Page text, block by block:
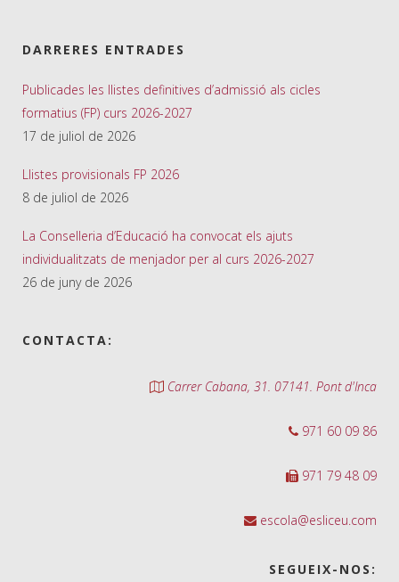
DARRERES ENTRADES
Publicades les llistes definitives d’admissió als cicles
formatius (FP) curs 2026-2027
17 de juliol de 2026
Llistes provisionals FP 2026
8 de juliol de 2026
La Conselleria d’Educació ha convocat els ajuts
individualitzats de menjador per al curs 2026-2027
26 de juny de 2026
CONTACTA:
Carrer Cabana, 31. 07141. Pont d'Inca
971 60 09 86
971 79 48 09
escola@esliceu.com
SEGUEIX-NOS: